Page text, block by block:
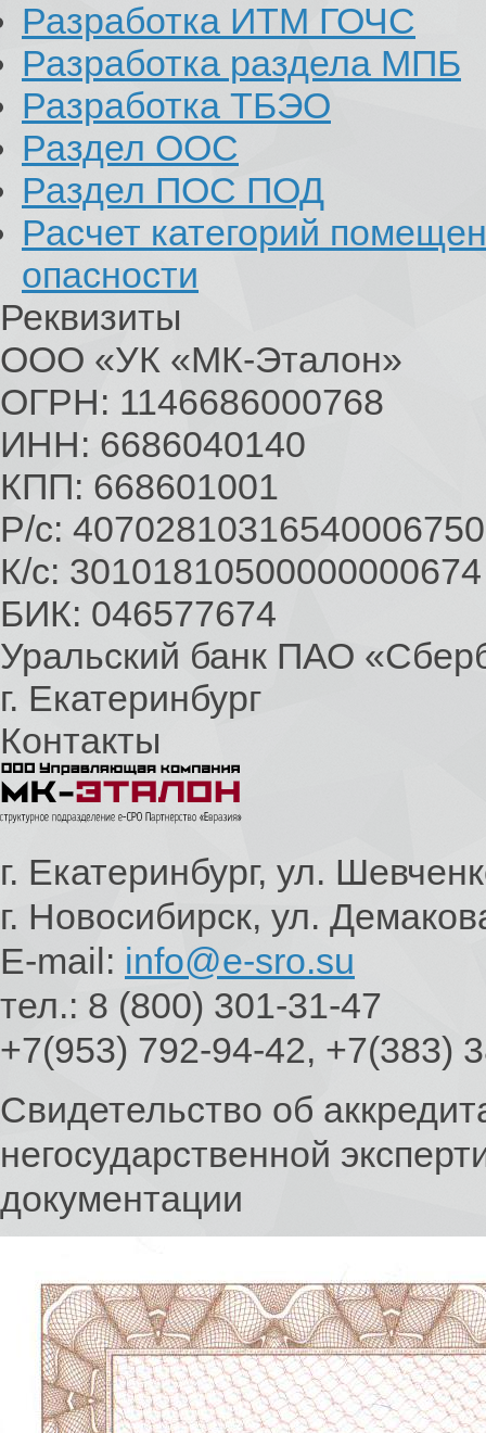
Разработка ИТМ ГОЧС
Разработка раздела МПБ
Разработка ТБЭО
Раздел ООС
Раздел ПОС ПОД
Расчет категорий
опасности
Реквизиты
ООО «УК «МК-Эталон»
ОГРН: 1146686000768
ИНН: 6686040140
КПП: 668601001
Р/с: 40702810316540006750
К/с: 30101810500000000674
БИК: 046577674
Уральский банк ПАО
г. Екатеринбург
Контакты
г. Екатеринбург, ул.
г. Новосибирск, ул.
E-mail: info@e-sro.su
тел.: 8 (800) 301-31-47
+7(953) 792-94-42, +7(383)
Свидетельство об
негосударственной
документации